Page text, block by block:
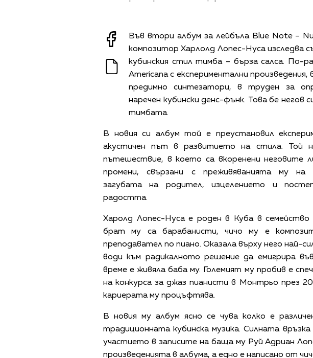
Във втори албум за лейбъла Blue Note –
композитор Харлолд Лопес-Нуса изследва
кубинския стил тимба – бърза салса. По-
Americana с експериментални
предимно синтезатори, в труден за
наречен кубински денс-фънк. Това бе негов
тимбата.
В новия си албум той е преустановил
акустичен път в развитието на стила. Той
пътешествие, в което са вкоренени неговите
промени, свързани с преживяванията му на
загубата на родител, изцелението и
радостта.
Харолд Лопес-Нуса е роден в Куба в
брат му са барабанисти, чичо му е
преподавател по пиано. Оказала върху него най-
води към радикалното решение да емигрира
време е живяла баба му. Големият му пробив е
на конкурса за джаз пианисти в Монтрьо през
кариерата му процъфтява.
В новия му албум ясно се чува колко е
традиционната кубинска музика. Силната
участието в записите на баща му Руй Адриан
произведенията в албума, а едно е написано от